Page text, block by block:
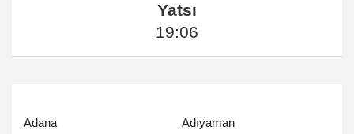
Yatsı
19:06
Adana
Adıyaman